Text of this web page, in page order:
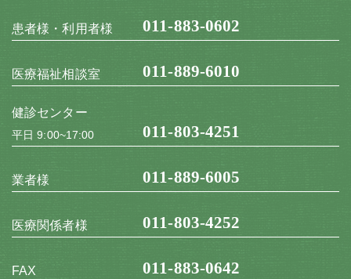
患者様・利用者様 011-883-0602
医療福祉相談室 011-889-6010
健診センター
平日 9:00~17:00 011-803-4251
業者様 011-889-6005
医療関係者様 011-803-4252
FAX 011-883-0642